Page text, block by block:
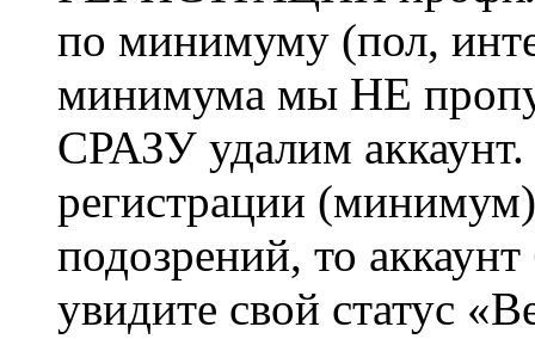
по минимуму (пол,
минимума мы НЕ
СРАЗУ удалим
регистрации
подозрений, то
увидите свой статус